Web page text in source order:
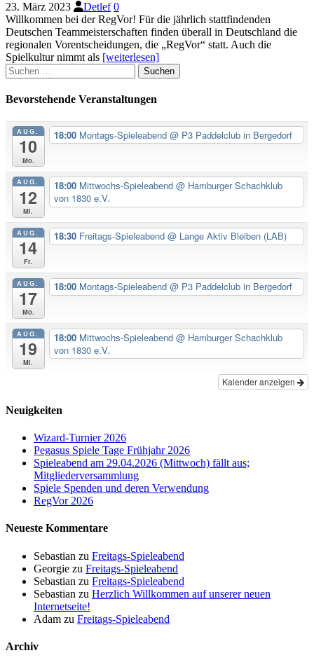
23. März 2023 Detlef 0
Willkommen bei der RegVor! Für die jährlich stattfindenden
Deutschen Teammeisterschaften finden überall in Deutschland die
regionalen Vorentscheidungen, die „RegVor“ statt. Auch die
Spielkultur nimmt als [weiterlesen]
Suchen
nach:
Bevorstehende Veranstaltungen
AUG.
10
Mo.
18:00 Montags-Spieleabend @ P3 Paddelclub in Bergedorf
AUG.
12
Mi.
18:00 Mittwochs-Spieleabend @ Hamburger Schachklub
von 1830 e.V.
AUG.
14
Fr.
18:30 Freitags-Spieleabend @ Lange Aktiv Bleiben (LAB)
AUG.
17
Mo.
18:00 Montags-Spieleabend @ P3 Paddelclub in Bergedorf
AUG.
19
Mi.
18:00 Mittwochs-Spieleabend @ Hamburger Schachklub
von 1830 e.V.
Kalender anzeigen
Neuigkeiten
Wizard-Turnier 2026
Pegasus Spiele Tage Frühjahr 2026
Spieleabend am 29.04.2026 (Mittwoch) fällt aus;
Mitgliederversammlung
Spiele Spenden und deren Verwendung
RegVor 2026
Neueste Kommentare
Sebastian zu Freitags-Spieleabend
Georgie zu Freitags-Spieleabend
Sebastian zu Freitags-Spieleabend
Sebastian zu Herzlich Willkommen auf unserer neuen
Internetseite!
Adam zu Freitags-Spieleabend
Archiv